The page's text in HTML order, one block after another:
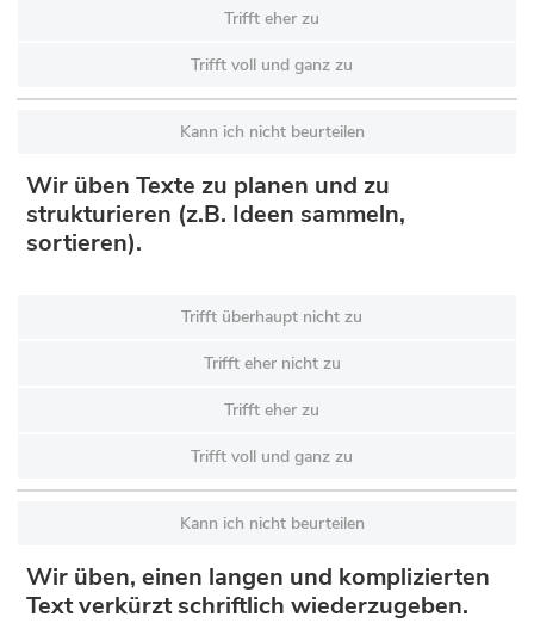
Trifft eher zu
Trifft voll und ganz zu
Kann ich nicht beurteilen
Wir üben Texte zu planen und zu
strukturieren (z.B. Ideen sammeln,
sortieren).
Trifft überhaupt nicht zu
Trifft eher nicht zu
Trifft eher zu
Trifft voll und ganz zu
Kann ich nicht beurteilen
Wir üben, einen langen und komplizierten
Text verkürzt schriftlich wiederzugeben.